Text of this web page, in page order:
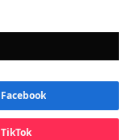
Facebook
TikTok